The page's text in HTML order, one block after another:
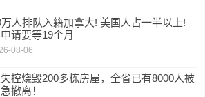
人排队入籍加拿大! 美国人占一半以上!
请要等19个月
08-06
控烧毁200多栋房屋，全省已有8000人被
撤离！